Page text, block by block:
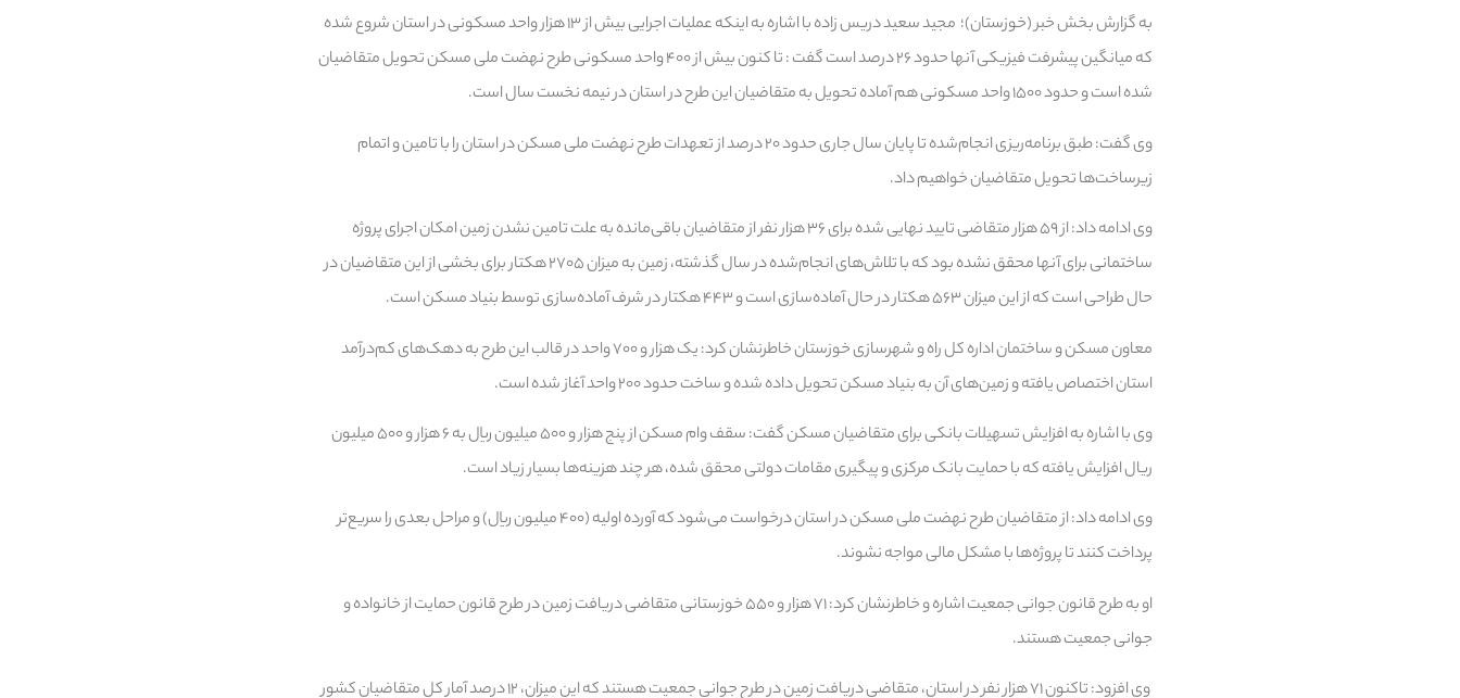
به گزارش بخش خبر (خوزستان)؛ مجید سعید دریس زاده با اشاره به اینکه عملیات اجرایی بیش از ۱۳ هزار واحد مسکونی در استان شروع شده
که میانگین پیشرفت فیزیکی آنها حدود ۲۶ درصد است گفت : تا کنون بیش از ۴۰۰ واحد مسکونی طرح نهضت ملی مسکن تحویل متقاضیان
شده است و حدود ۱۵۰۰ واحد مسکونی هم آماده تحویل به متقاضیان این طرح در استان در نیمه نخست سال است.
وی گفت: طبق برنامه‌ریزی انجام‌شده تا پایان سال جاری حدود ۲۰ درصد از تعهدات طرح نهضت ملی مسکن در استان را با تامین و اتمام
زیرساخت‌ها تحویل متقاضیان خواهیم داد.
وی ادامه داد: از ۵۹ هزار متقاضی تایید نهایی شده برای ۳۶ هزار نفر از متقاضیان باقی‌مانده به علت تامین نشدن زمین امکان اجرای پروژه
ساختمانی برای آنها محقق نشده بود که با تلاش‌های انجام‌شده در سال گذشته، زمین به میزان ٢٧٠٥ هکتار برای بخشی از این متقاضیان در
حال طراحی است که از این میزان ۵۶۳ هکتار در حال آماده‌سازی است و ۴۴۳ هکتار در شرف آماده‌سازی توسط بنیاد مسکن است.
معاون مسکن و ساختمان اداره کل راه و شهرسازی خوزستان خاطرنشان کرد: یک هزار و ۷۰۰ واحد در قالب این طرح به دهک‌های کم‌درآمد
استان اختصاص یافته و زمین‌های آن به بنیاد مسکن تحویل داده شده و ساخت حدود ۲۰۰ واحد آغاز شده است.
وی با اشاره به افزایش تسهیلات بانکی برای متقاضیان مسکن گفت: سقف وام مسکن از پنج هزار و ۵۰۰ میلیون ریال به ۶ هزار و ۵۰۰ میلیون
ریال افزایش یافته که با حمایت بانک مرکزی و پیگیری مقامات دولتی محقق شده، هر چند هزینه‌ها بسیار زیاد است.
وی ادامه داد: از متقاضیان طرح نهضت ملی مسکن در استان درخواست می‌شود که آورده اولیه (۴۰۰ میلیون ریال) و مراحل بعدی را سریع‌تر
پرداخت کنند تا پروژه‌ها با مشکل مالی مواجه نشوند.
او به طرح قانون جوانی جمعیت اشاره و خاطرنشان کرد: ۷۱ هزار و ۵۵۰ خوزستانی متقاضی دریافت زمین در طرح قانون حمایت از خانواده و
جوانی جمعیت هستند.
وی افزود: تاکنون ۷۱ هزار نفر در استان، متقاضی دریافت زمین در طرح جوانی جمعیت هستند که این میزان، ۱۲ درصد آمار کل متقاضیان کشور